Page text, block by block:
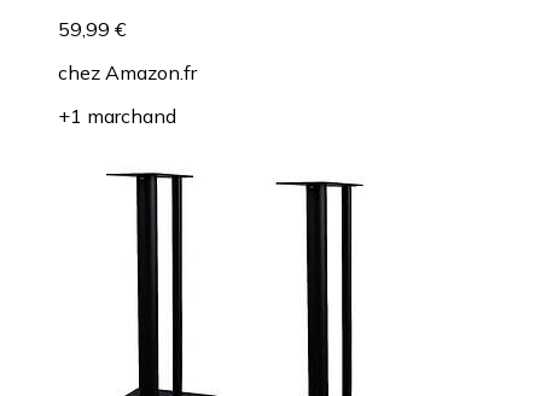
59,99 €
chez Amazon.fr
+1 marchand